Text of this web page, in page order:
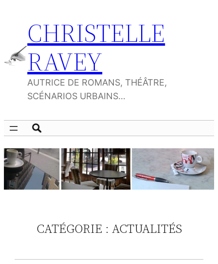
contenuCHRISTELLE
RAVEY
AUTRICE DE ROMANS, THÉÂTRE,
SCÉNARIOS URBAINS…
CATÉGORIE : ACTUALITÉS